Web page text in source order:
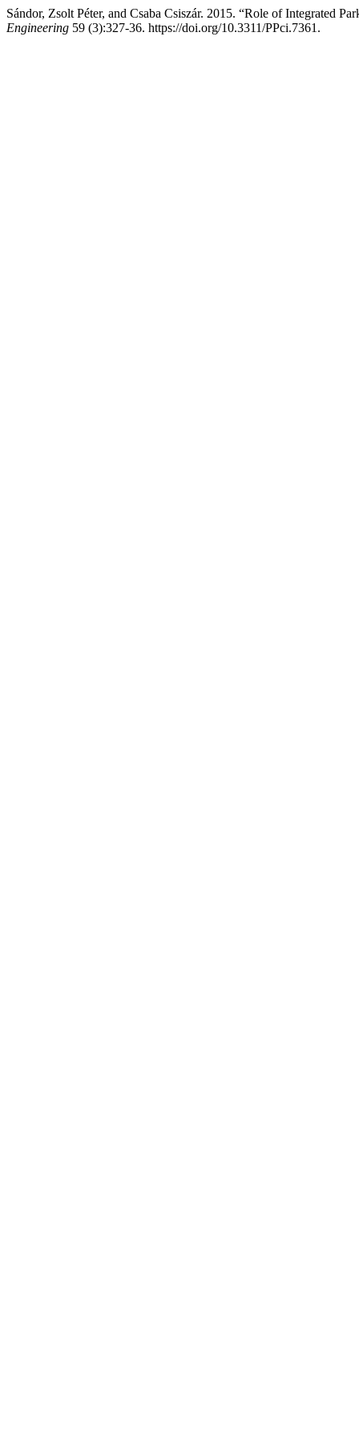
Sándor, Zsolt Péter, and Csaba Csiszár. 2015. “Role of Integrated
Engineering 59 (3):327-36. https://doi.org/10.3311/PPci.7361.